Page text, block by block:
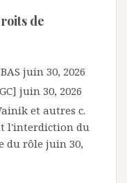
de
juin 30, 2026
juin 30, 2026
et autres c.
l'interdiction du
du rôle juin 30,